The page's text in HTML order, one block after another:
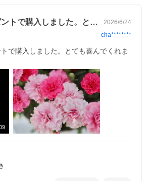
母の日にプレゼントで購入しました。とて… 2026/6/24
cha********
で購入しました。とても喜んでくれま